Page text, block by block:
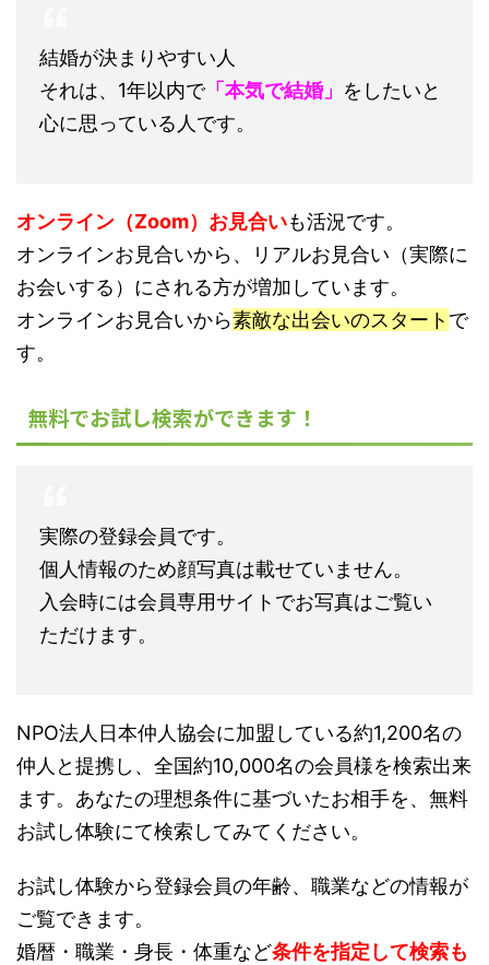
結婚が決まりやすい人
それは、1年以内で「本気で結婚」 をしたいと
心に思っている人です。
オンライン（Zoom）お見合いも活況です。
オンラインお見合いから、リアルお見合い（実際に
お会いする）にされる方が増加しています。
オンラインお見合いから素敵な出会いのスタート で
す。
無料でお試し検索ができます！
実際の登録会員です。
個人情報のため顔写真は載せていません。
入会時には会員専用サイトでお写真はご覧い
ただけます。
NPO法人日本仲人協会に加盟している約1,200名の
仲人と提携し、全国約10,000名の会員様を検索出来
ます。あなたの理想条件に基づいたお相手を、無料
お試し体験にて検索してみてください。
お試し体験から登録会員の年齢、職業などの情報が
ご覧できます。
婚暦・職業・身長・体重など条件を指定して検索も